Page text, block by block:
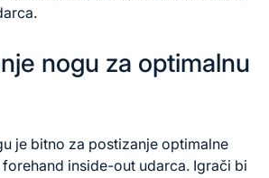
nogu za optimalnu
je bitno za postizanje optimalne
inside-out udarca. Igrači bi